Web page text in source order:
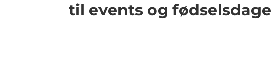
til events og fødselsdage